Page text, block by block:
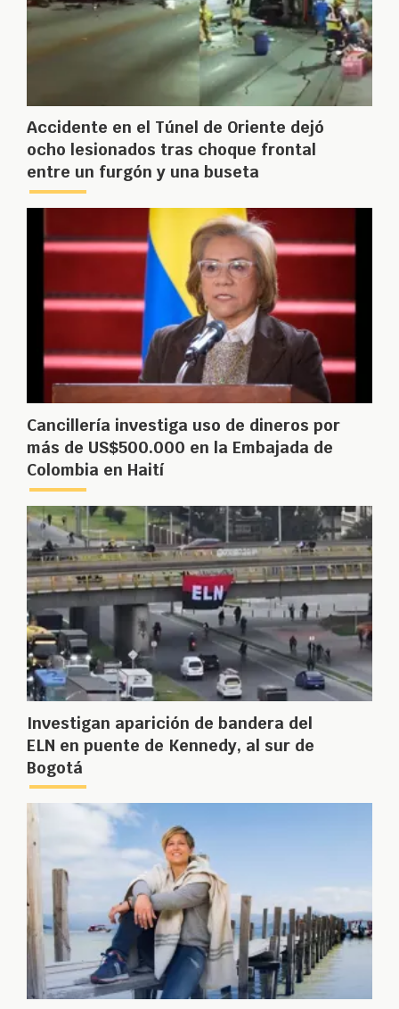
Accidente en el Túnel de Oriente dejó
ocho lesionados tras choque frontal
entre un furgón y una buseta
Cancillería investiga uso de dineros por
más de US$500.000 en la Embajada de
Colombia en Haití
Investigan aparición de bandera del
ELN en puente de Kennedy, al sur de
Bogotá